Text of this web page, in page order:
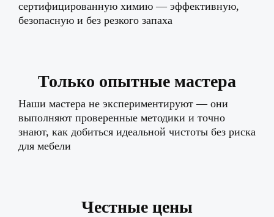
сертифицированную химию — эффективную,
безопасную и без резкого запаха
Только опытные мастера
Наши мастера не экспериментируют — они
выполняют проверенные методики и точно
знают, как добиться идеальной чистоты без риска
для мебели
Честные цены